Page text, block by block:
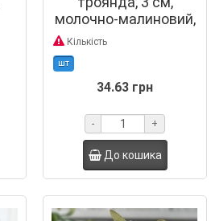
молочно-малиновий,
пучок 6 шт.
Кількість
шт
34.63 грн
- +
До кошика